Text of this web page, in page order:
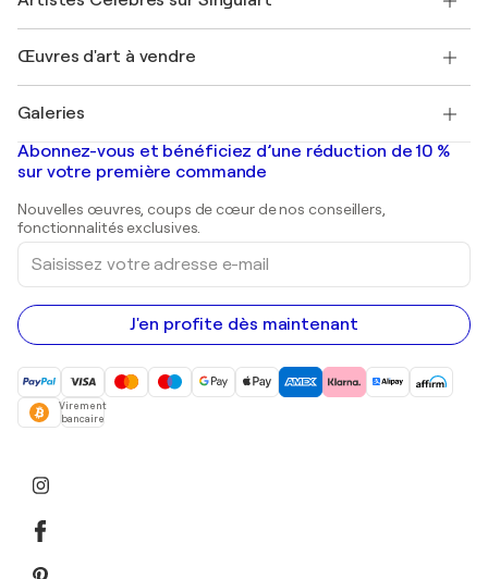
+33 1 76 44 06 42
Magazine Singulart
Emplois
Découvrez une sélection d'art original
Marc Chagall
Banksy
Mr. Brainwash
Shepard Fairey
Œuvres d'art à vendre
Tableaux abstraits à vendre
Peintures de paysage
Estampes
Peintures acryliques
Galeries
Galeries d'art en France
Galeries d'art en Belgique
Abonnez-vous et bénéficiez d’une réduction de 10 %
sur votre première commande
Nouvelles œuvres, coups de cœur de nos conseillers,
fonctionnalités exclusives.
Saisissez
votre
adresse
e-
mail
J'en profite dès maintenant
Virement
bancaire